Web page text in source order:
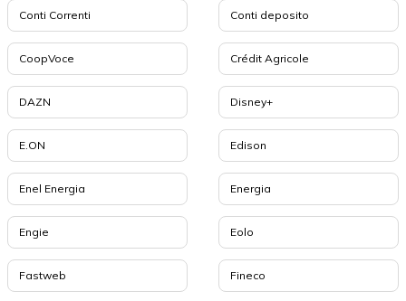
Conti Correnti Conti deposito
CoopVoce Crédit Agricole
DAZN Disney+
E.ON Edison
Enel Energia Energia
Engie Eolo
Fastweb Fineco